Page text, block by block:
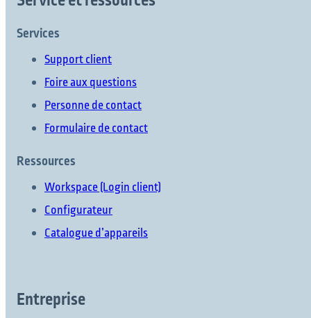
Services
Support client
Foire aux questions
Personne de contact
Formulaire de contact
Ressources
Workspace (Login client)
Configurateur
Catalogue d’appareils
Entreprise